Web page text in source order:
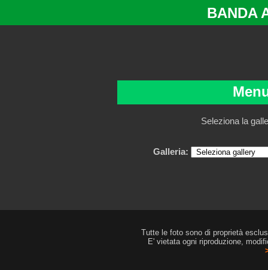
BANDA
Seleziona la
Galleria:
Tutte le foto sono di proprietà
E' vietata ogni riproduzione,